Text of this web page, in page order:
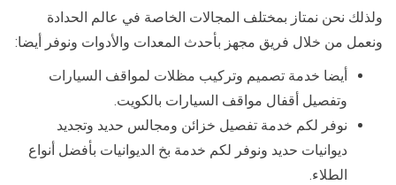
ولذلك نحن نمتاز بمختلف المجالات الخاصة في عالم الحدادة
ونعمل من خلال فريق مجهز بأحدث المعدات والأدوات ونوفر أيضا:
أيضا خدمة تصميم وتركيب مظلات لمواقف السيارات
وتفصيل أقفال مواقف السيارات بالكويت.
نوفر لكم خدمة تفصيل خزائن ومجالس حديد وتجديد
ديوانيات حديد ونوفر لكم خدمة بخ الديوانيات بأفضل أنواع
الطلاء.